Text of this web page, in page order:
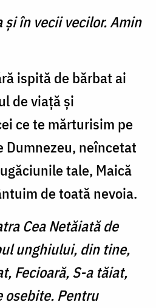
şi în vecii vecilor. Amin
ispită de bărbat ai
de viaţă şi
ce te mărturisim pe
Dumnezeu, neîncetat
tale, Maică
de toată nevoia.
Cea Netăiată de
unghiului, din tine,
Fecioară, S-a tăiat,
osebite. Pentru